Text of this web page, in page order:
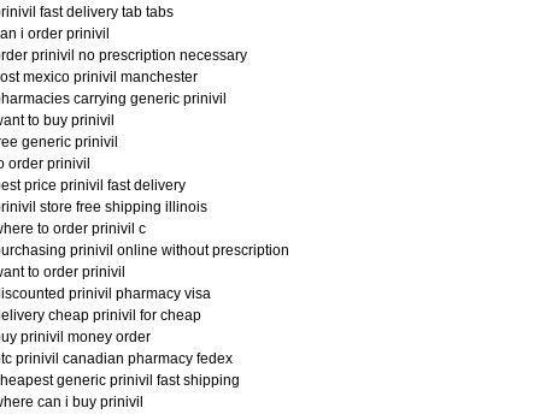
fast delivery tab tabs
i order prinivil
prinivil no prescription necessary
mexico prinivil manchester
carrying generic prinivil
to buy prinivil
generic prinivil
order prinivil
price prinivil fast delivery
store free shipping illinois
to order prinivil c
prinivil online without prescription
to order prinivil
prinivil pharmacy visa
cheap prinivil for cheap
prinivil money order
prinivil canadian pharmacy fedex
generic prinivil fast shipping
can i buy prinivil